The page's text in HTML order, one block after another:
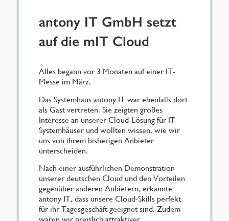
antony IT GmbH setzt
auf die mIT Cloud
Alles begann vor 3 Monaten auf einer IT-
Messe im März.
Das Systemhaus antony IT war ebenfalls dort
als Gast vertreten. Sie zeigten großes
Interesse an unserer Cloud-Lösung für IT-
Systemhäuser und wollten wissen, wie wir
uns von ihrem bisherigen Anbieter
unterscheiden.
Nach einer ausführlichen Demonstration
unserer deutschen Cloud und den Vorteilen
gegenüber anderen Anbietern, erkannte
antony IT, dass unsere Cloud-Skills perfekt
für ihr Tagesgeschäft geeignet sind. Zudem